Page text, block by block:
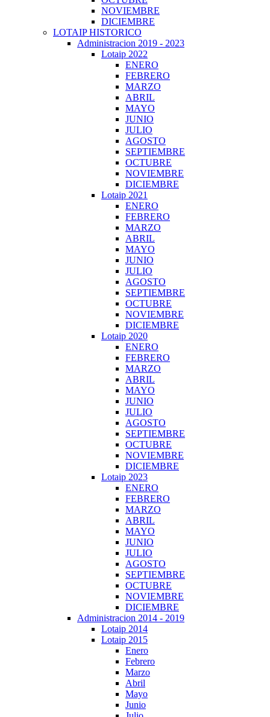
NOVIEMBRE
DICIEMBRE
LOTAIP HISTORICO
Administracion 2019 - 2023
Lotaip 2022
ENERO
FEBRERO
MARZO
ABRIL
MAYO
JUNIO
JULIO
AGOSTO
SEPTIEMBRE
OCTUBRE
NOVIEMBRE
DICIEMBRE
Lotaip 2021
ENERO
FEBRERO
MARZO
ABRIL
MAYO
JUNIO
JULIO
AGOSTO
SEPTIEMBRE
OCTUBRE
NOVIEMBRE
DICIEMBRE
Lotaip 2020
ENERO
FEBRERO
MARZO
ABRIL
MAYO
JUNIO
JULIO
AGOSTO
SEPTIEMBRE
OCTUBRE
NOVIEMBRE
DICIEMBRE
Lotaip 2023
ENERO
FEBRERO
MARZO
ABRIL
MAYO
JUNIO
JULIO
AGOSTO
SEPTIEMBRE
OCTUBRE
NOVIEMBRE
DICIEMBRE
Administracion 2014 - 2019
Lotaip 2014
Lotaip 2015
Enero
Febrero
Marzo
Abril
Mayo
Junio